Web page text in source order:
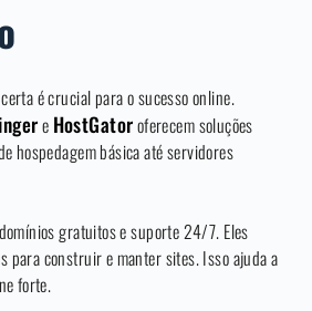
é crucial para o sucesso online.
e HostGatoroferecem soluções
hospedagem básica até servidores
gratuitos e suporte 24/7. Eles
para construir e manter sites. Isso ajuda a
forte.